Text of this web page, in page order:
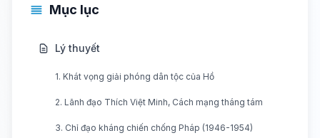
Mục lục
Lý thuyết
1. Khát vọng giải phóng dân tộc của Hồ
2. Lãnh đạo Thích Việt Minh, Cách mạng tháng tám
3. Chỉ đạo kháng chiến chống Pháp (1946-1954)